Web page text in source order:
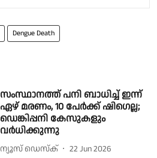
Dengue Death
സംസ്ഥാനത്ത് പനി ബാധിച്ച് ഇന്ന്
ഏഴ് മരണം, 10 പേർക്ക് ഷിഗെല്ല;
ഡെങ്കിപ്പനി കേസുകളും
വർധിക്കുന്നു
ന്യൂസ് ഡെസ്ക് 22 Jun 2026